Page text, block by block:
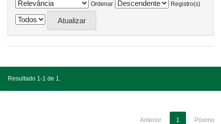
Ordenar
Registro(s)
Resultado 1-1 de 1.
Anterior 1 Póximo